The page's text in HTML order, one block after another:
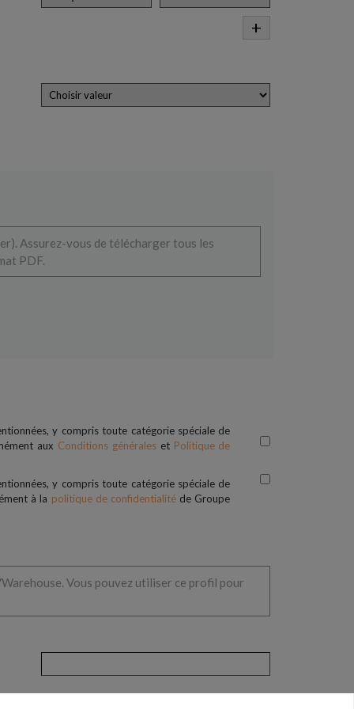
+
Assurez-vous de télécharger tous les
PDF.
y compris toute catégorie spéciale de
aux Conditions généraleset Politique de
y compris toute catégorie spéciale de
à la politique de confidentialitéde Groupe
Vous pouvez utiliser ce profil pour